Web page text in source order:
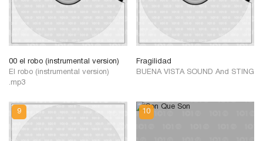
00 el robo (instrumental version)
El robo (instrumental version)
.mp3
Fragilidad
BUENA VISTA SOUND And STING